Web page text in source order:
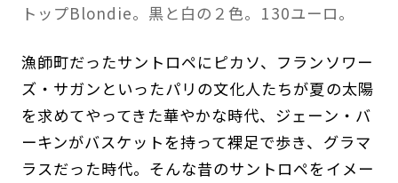
トップBlondie。黒と白の２色。130ユーロ。
漁師町だったサントロペにピカソ、フランソワー
ズ・サガンといったパリの文化人たちが夏の太陽
を求めてやってきた華やかな時代、ジェーン・バ
ーキンがバスケットを持って裸足で歩き、グラマ
ラスだった時代。そんな昔のサントロペをイメー